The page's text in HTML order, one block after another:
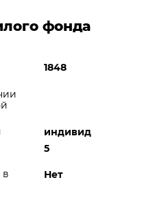
фонда
1848
индивид
5
в
Нет